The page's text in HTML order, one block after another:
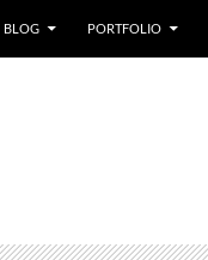
BLOG PORTFOLIO